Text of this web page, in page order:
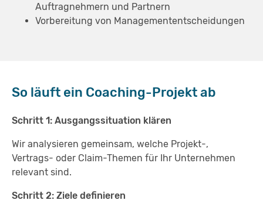
Auftragnehmern und Partnern
Vorbereitung von Managemententscheidungen
So läuft ein Coaching-Projekt ab
Schritt 1: Ausgangssituation klären
Wir analysieren gemeinsam, welche Projekt-,
Vertrags- oder Claim-Themen für Ihr Unternehmen
relevant sind.
Schritt 2: Ziele definieren